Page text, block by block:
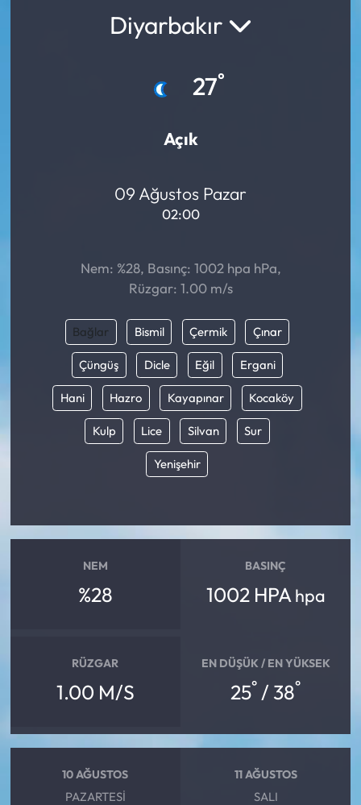
Diyarbakır
27°
Açık
09 Ağustos Pazar
02:00
Nem: %28, Basınç: 1002 hpa hPa,
Rüzgar: 1.00 m/s
Bağlar Bismil Çermik Çınar
Çüngüş Dicle Eğil Ergani
Hani Hazro Kayapınar Kocaköy
Kulp Lice Silvan Sur
Yenişehir
NEM
%28
BASINÇ
1002 HPA hpa
RÜZGAR
1.00 M/S
EN DÜŞÜK / EN YÜKSEK
25° / 38°
10 AĞUSTOS
PAZARTESI
11 AĞUSTOS
SALI
Yargı Kararları